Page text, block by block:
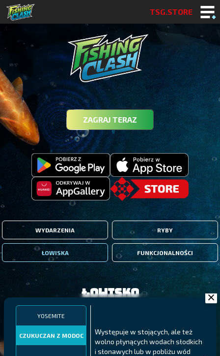
TSG.STORE
ZAGRAJ TERAZ
WYDARZENIA RYBY
ŁOWISKA FUNKCJONALNOŚCI
YOSEMITE
CZUKUCZAN Z MODOC
Występuje w stojących, ale też
wolno płynących wodach słodkich
i słonawych lub w pobliżu wód
Łowisko